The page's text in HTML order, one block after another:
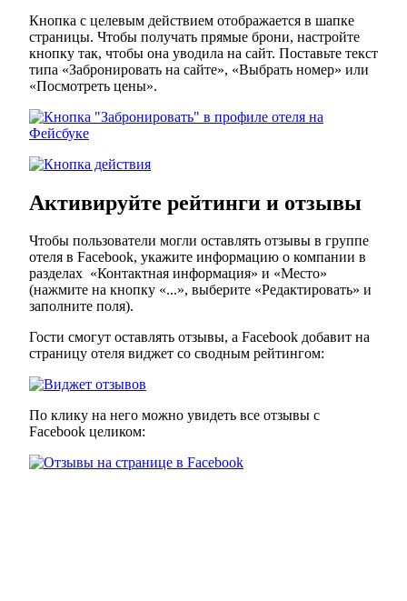
Кнопка с целевым действием отображается в шапке
страницы. Чтобы получать прямые брони, настройте
кнопку так, чтобы она уводила на сайт. Поставьте текст
типа «Забронировать на сайте», «Выбрать номер» или
«Посмотреть цены».
Активируйте рейтинги и отзывы
Чтобы пользователи могли оставлять отзывы в группе
отеля в Facebook, укажите информацию о компании в
разделах «Контактная информация» и «Место»
(нажмите на кнопку «...», выберите «Редактировать» и
заполните поля).
Гости смогут оставлять отзывы, а Facebook добавит на
страницу отеля виджет со сводным рейтингом:
По клику на него можно увидеть все отзывы с
Facebook целиком: